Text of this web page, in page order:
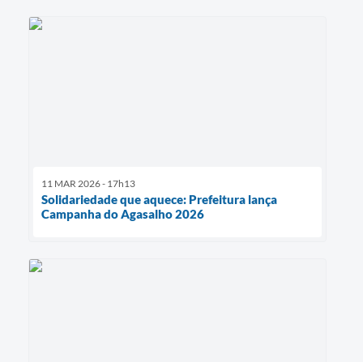
11 MAR 2026 - 17h13
Solidariedade que aquece: Prefeitura lança
Campanha do Agasalho 2026